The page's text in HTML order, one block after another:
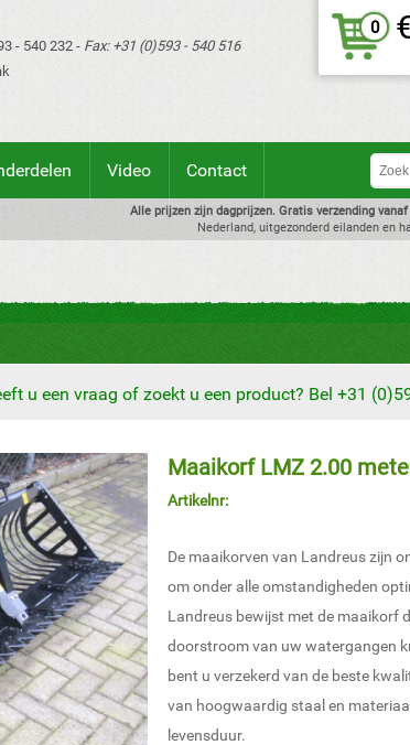
- 540 232 - Fax: +31 (0)593 - 540 516
0
Video Contact
Alle prijzen zijn dagprijzen. Gratis verzending vanaf
Nederland, uitgezonderd eilanden en
u een vraag of zoekt u een product? Bel +31
Maaikorf LMZ 2.00
Artikelnr:
De maaikorven van Landreus zijn
om onder alle omstandigheden
Landreus bewijst met de maaikorf
doorstroom van uw watergangen
bent u verzekerd van de beste
van hoogwaardig staal en
levensduur.